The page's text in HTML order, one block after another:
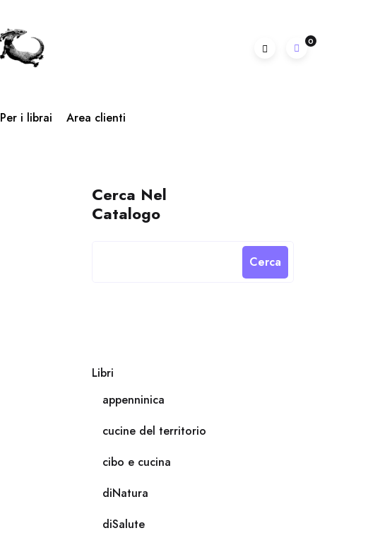
0
Per i librai Area clienti
Cerca Nel
Catalogo
Cerca
Libri
appenninica
cucine del territorio
cibo e cucina
diNatura
diSalute